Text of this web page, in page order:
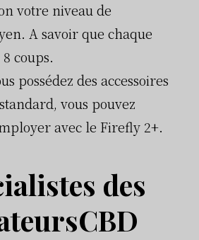
votre niveau de
A savoir que chaque
coups.
possédez des accessoires
vous pouvez
avec le Firefly 2+.
des